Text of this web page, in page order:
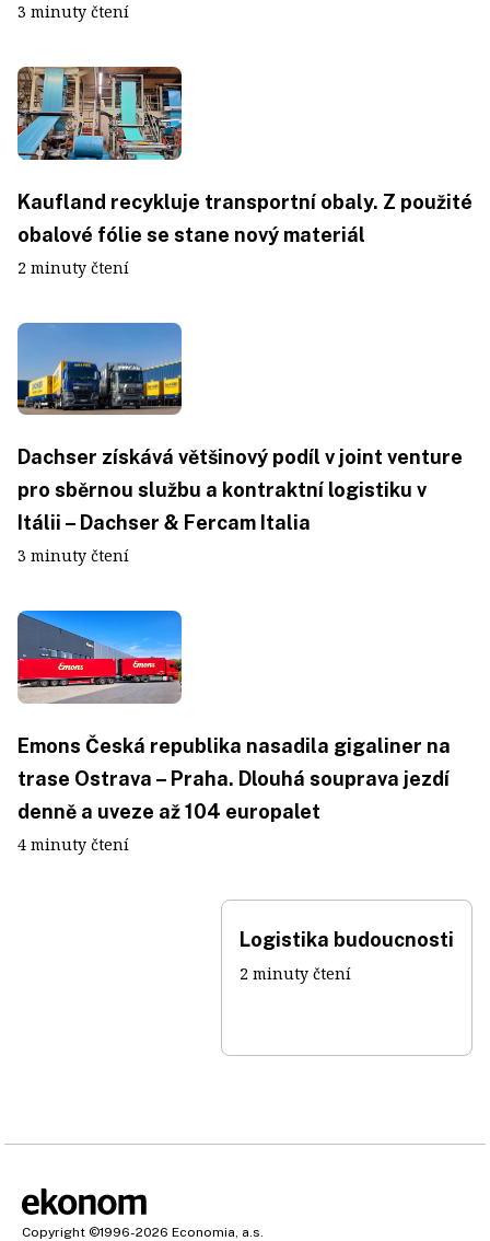
3 minuty čtení
Kaufland recykluje transportní obaly. Z použité
obalové fólie se stane nový materiál
2 minuty čtení
Dachser získává většinový podíl v joint venture
pro sběrnou službu a kontraktní logistiku v
Itálii – Dachser & Fercam Italia
3 minuty čtení
Emons Česká republika nasadila gigaliner na
trase Ostrava – Praha. Dlouhá souprava jezdí
denně a uveze až 104 europalet
4 minuty čtení
Logistika budoucnosti
2 minuty čtení
Copyright ©1996-2026 Economia, a.s.